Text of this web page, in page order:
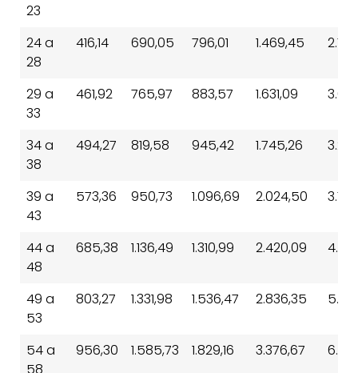
23
24 a
28
416,14 690,05 796,01 1.469,45
29 a
33
461,92 765,97 883,57 1.631,09
34 a
38
494,27 819,58 945,42 1.745,26
39 a
43
573,36 950,73 1.096,69 2.024,50
44 a
48
685,38 1.136,49 1.310,99 2.420,09
49 a
53
803,27 1.331,98 1.536,47 2.836,35
54 a
956,30 1.585,73 1.829,16 3.376,67